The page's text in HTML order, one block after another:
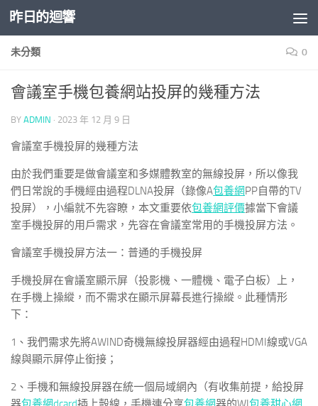
Skip to content
昨日的迴響
未分類 0
會議室手機包養網站投屏的幾種方法
BY ADMIN · 2023 年 12 月 9 日
會議室手機投屏的幾種方法
由於我們重要是做會議室和多媒體教室的無線投屏，所以像我
們日常說的手機經由過程DLNA投屏（錄像A包養網PP自帶的TV
投屏），小編就不先容瞭，本文重要依包養網評價據當下會議
室手機投屏的用戶需求，先容在會議室常用的手機投屏方法。
會議室手機投屏方法一：普通的手機投屏
手機投屏在會議室顯示屏（投影機、一體機、電子白板）上，
在手機上操縱，而不需求在顯示屏幕長進行操縱。此種情形
下：
1、我們需求先將AWIND奇機無線投屏器經由過程HDMI線或VGA
線與顯示屏停止銜接；
2、手機和無線投屏器在統一個局域網內（有收集前提，給投屏